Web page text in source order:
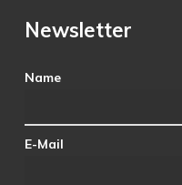
Newsletter
Name
E-Mail